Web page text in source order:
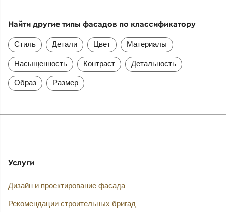
Найти другие типы фасадов по классификатору
Стиль Детали Цвет Материалы
Насыщенность Контраст Детальность
Образ Размер
Услуги
Дизайн и проектирование фасада
Рекомендации строительных бригад